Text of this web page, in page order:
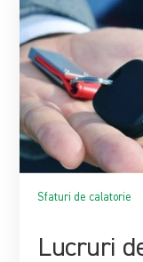
Sfaturi de calatorie
Lucruri